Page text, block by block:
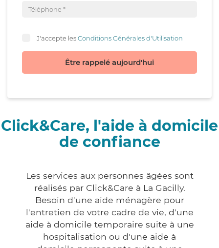
J'accepte lesConditions Générales d'Utilisation
Être rappelé aujourd'hui
Click&Care, l'aide à domicile
de confiance
Les services aux personnes âgées sont
réalisés par Click&Care à La Gacilly.
Besoin d'une aide ménagère pour
l'entretien de votre cadre de vie, d'une
aide à domicile temporaire suite à une
hospitalisation ou d'une aide à